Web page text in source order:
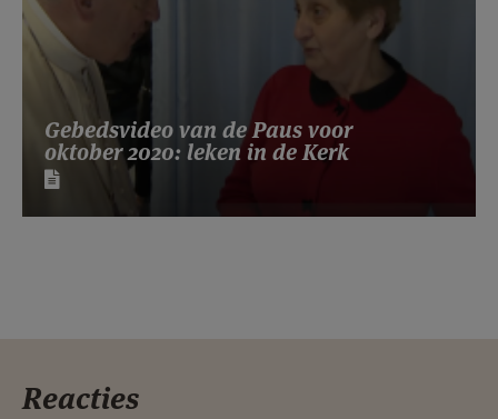
Gebedsvideo van de Paus voor
oktober 2020: leken in de Kerk
Reacties